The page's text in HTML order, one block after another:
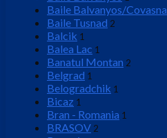
Baile Balvanyos/Covasna
Baile Tusnad 2
Balcik 1
Balea Lac 1
Banatul Montan 2
Belgrad 1
Belogradchik 1
Bicaz 1
Bran - Romania 1
BRASOV 2